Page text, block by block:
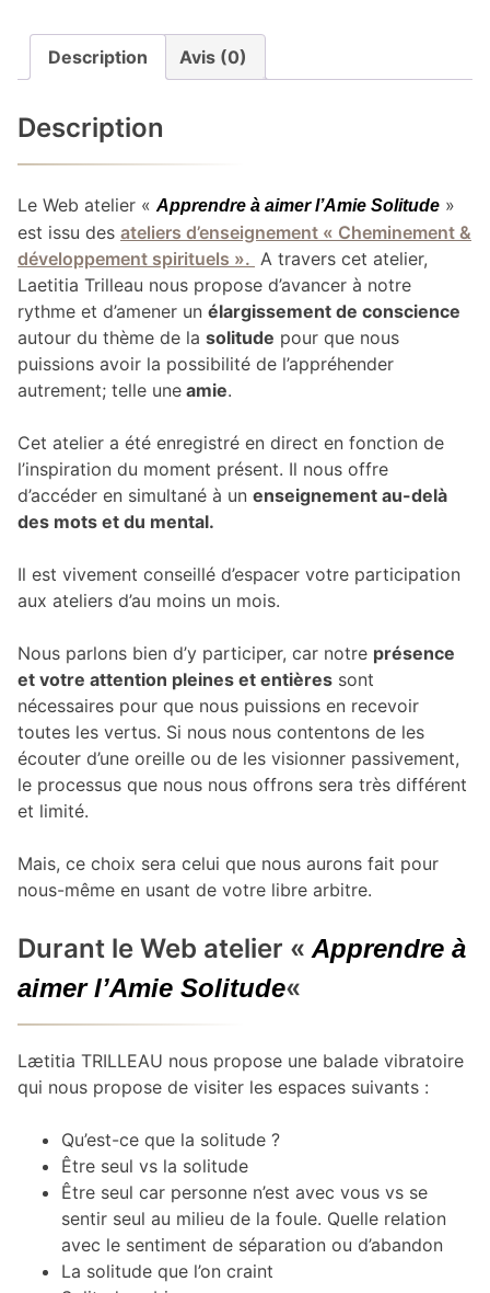
Description Avis (0)
Description
Le Web atelier «Apprendre à aimer l’Amie Solitude »
est issu des ateliers d’enseignement « Cheminement &
développement spirituels ». A travers cet atelier,
Laetitia Trilleau nous propose d’avancer à notre
rythme et d’amener un élargissement de conscience
autour du thème de la solitude pour que nous
puissions avoir la possibilité de l’appréhender
autrement; telle une amie.
Cet atelier a été enregistré en direct en fonction de
l’inspiration du moment présent. Il nous offre
d’accéder en simultané à un enseignement au-delà
des mots et du mental.
Il est vivement conseillé d’espacer votre participation
aux ateliers d’au moins un mois.
Nous parlons bien d’y participer, car notre présence
et votre attention pleines et entières sont
nécessaires pour que nous puissions en recevoir
toutes les vertus. Si nous nous contentons de les
écouter d’une oreille ou de les visionner passivement,
le processus que nous nous offrons sera très différent
et limité.
Mais, ce choix sera celui que nous aurons fait pour
nous-même en usant de votre libre arbitre.
Durant le Web atelier «Apprendre à
aimer l’Amie Solitude«
Lætitia TRILLEAU nous propose une balade vibratoire
qui nous propose de visiter les espaces suivants :
Qu’est-ce que la solitude ?
Être seul vs la solitude
Être seul car personne n’est avec vous vs se
sentir seul au milieu de la foule. Quelle relation
avec le sentiment de séparation ou d’abandon
La solitude que l’on craint